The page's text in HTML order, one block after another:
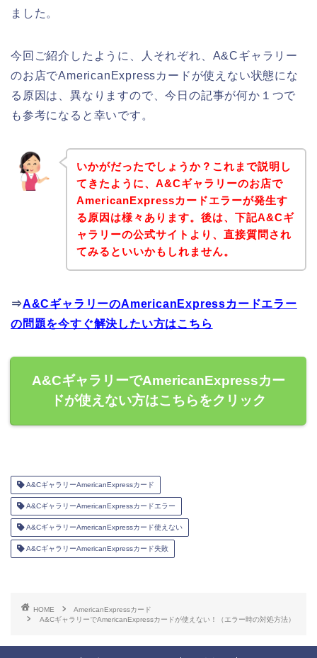
ました。
今回ご紹介したように、人それぞれ、A&Cギャラリー
のお店でAmericanExpressカードが使えない状態にな
る原因は、異なりますので、今日の記事が何か１つで
も参考になると幸いです。
いかがだったでしょうか？これまで説明し
てきたように、A&Cギャラリーのお店で
AmericanExpressカードエラーが発生す
る原因は様々あります。後は、下記A&Cギ
ャラリーの公式サイトより、直接質問され
てみるといいかもしれません。
⇒A&CギャラリーのAmericanExpressカードエラー
の問題を今すぐ解決したい方はこちら
A&CギャラリーでAmericanExpressカー
ドが使えない方はこちらをクリック
A&CギャラリーAmericanExpressカード
A&CギャラリーAmericanExpressカードエラー
A&CギャラリーAmericanExpressカード使えない
A&CギャラリーAmericanExpressカード失敗
HOME
AmericanExpressカード
A&CギャラリーでAmericanExpressカードが使えない！（エラー時の対処方法）